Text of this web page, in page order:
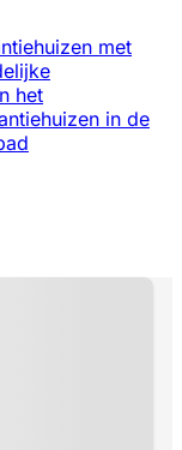
met
het
in de